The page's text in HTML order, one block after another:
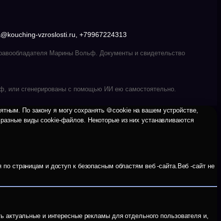
vzroslosti.ru, +79967224313
Марины Вольф. Документы и свидетельство
или сгенерированы с помощью ИИ ею самостоятельно.
По закону я могу сохранять 🍪cookie на вашем устройстве,
виды cookie-файлов. Некоторые из них устанавливаются
страницам и доступ к безопасным областям веб -сайта.Веб -сайт не
и интересные рекламы для отдельного пользователя и,